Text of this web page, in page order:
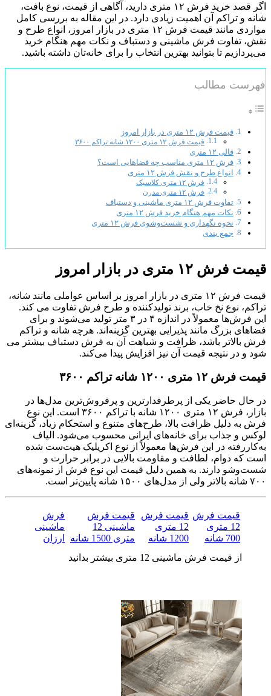
اگر قصد خرید فرش ۱۲ متری دارید، آگاهی از قیمت، نوع بافت،
شانه و تراکم آن اهمیت زیادی دارد. در این مقاله به بررسی کامل
مواردی مانند قیمت فرش ۱۲ متری در بازار امروز، انواع طرح و
نقش، تفاوت فرش ماشینی و دستباف و نکات مهم هنگام خرید
می‌پردازیم تا بتوانید بهترین انتخاب را برای خانه‌تان داشته باشید.
فهرست مطالب
قیمت فرش ۱۲ متری در بازار امروز
قیمت فرش ۱۲ متری ۱۲۰۰ شانه تراکم ۳۶۰۰
قالی ۱۲ متری
فرش ۱۲ متری مناسب چه فضاهایی است؟
انواع طرح و نقش فرش ۱۲ متری
فرش ۱۲ متری کلاسیک
فرش ۱۲ متری مدرن
تفاوت فرش ۱۲ متری ماشینی و دستباف
نکات مهم هنگام خرید فرش ۱۲ متری
نحوه نگهداری و شست‌وشوی فرش ۱۲ متری
جمع بندی
قیمت فرش ۱۲ متری در بازار امروز
قیمت فرش ۱۲ متری در بازار امروز بر اساس عواملی مانند شانه،
تراکم، نوع نخ خاب، برند تولیدکننده و طرح فرش تفاوت می کند.
این فرش‌ها معمولاً در اندازه ۴ در ۳ متر تولید می‌شوند و برای
فضاهای بزرگ مانند پذیرایی بهترین گزینه‌اند. هرچه شانه و تراکم
فرش بالاتر باشد، ظرافت و شباهت آن به فرش دستباف بیشتر می
شود و در نتیجه قیمت آن نیز افزایش پیدا می‌کند.
قیمت فرش ۱۲ متری ۱۲۰۰ شانه تراکم ۳۶۰۰
در حال حاضر یکی از پرطرفدارترین و پرفروش‌ترین مدل‌ها در
بازار، فرش ۱۲ متری ۱۲۰۰ شانه با تراکم ۳۶۰۰ است. این نوع
فرش به دلیل ظرافت بالا، طرح‌های متنوع و استحکام زیاد، گزینه‌ای
لوکس و جذاب برای خانه‌های ایرانی محسوب می‌شود. الیاف
به‌کاررفته در این فرش‌ها معمولاً از نوع اکریلیک هیت‌ست شده
است که دوام، لطافت و مقاومت بالایی در برابر حرارت و
شست‌وشو دارند. به همین دلیل قیمت این نوع فرش از نمونه‌های
۷۰۰ شانه بالاتر ولی از مدل‌های ۱۵۰۰ شانه پایین‌تر است.
قیمت فرش
12 متری
700 شانه
قیمت فرش
12 متری
1200 شانه
قیمت فرش
ماشینی 12
متری 1500 شانه
فرش
ماشینی
ارزان
از قیمت فرش ماشینی 12 متری بیشتر بدانید